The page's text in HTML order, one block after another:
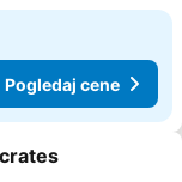
Pogledaj cene